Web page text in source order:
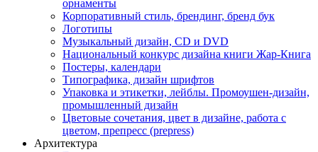
орнаменты
Корпоративный стиль, брендинг, бренд бук
Логотипы
Музыкальный дизайн, СD и DVD
Национальный конкурс дизайна книги Жар-Книга
Постеры, календари
Типографика, дизайн шрифтов
Упаковка и этикетки, лейблы. Промоушен-дизайн,
промышленный дизайн
Цветовые сочетания, цвет в дизайне, работа с
цветом, препресс (prepress)
Архитектура